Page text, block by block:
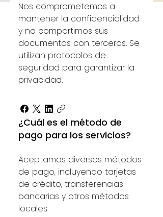
Nos comprometemos a
mantener la confidencialidad
y no compartimos sus
documentos con terceros. Se
utilizan protocolos de
seguridad para garantizar la
privacidad.
¿Cuál es el método de
pago para los servicios?
Aceptamos diversos métodos
de pago, incluyendo tarjetas
de crédito, transferencias
bancarias y otros métodos
locales.